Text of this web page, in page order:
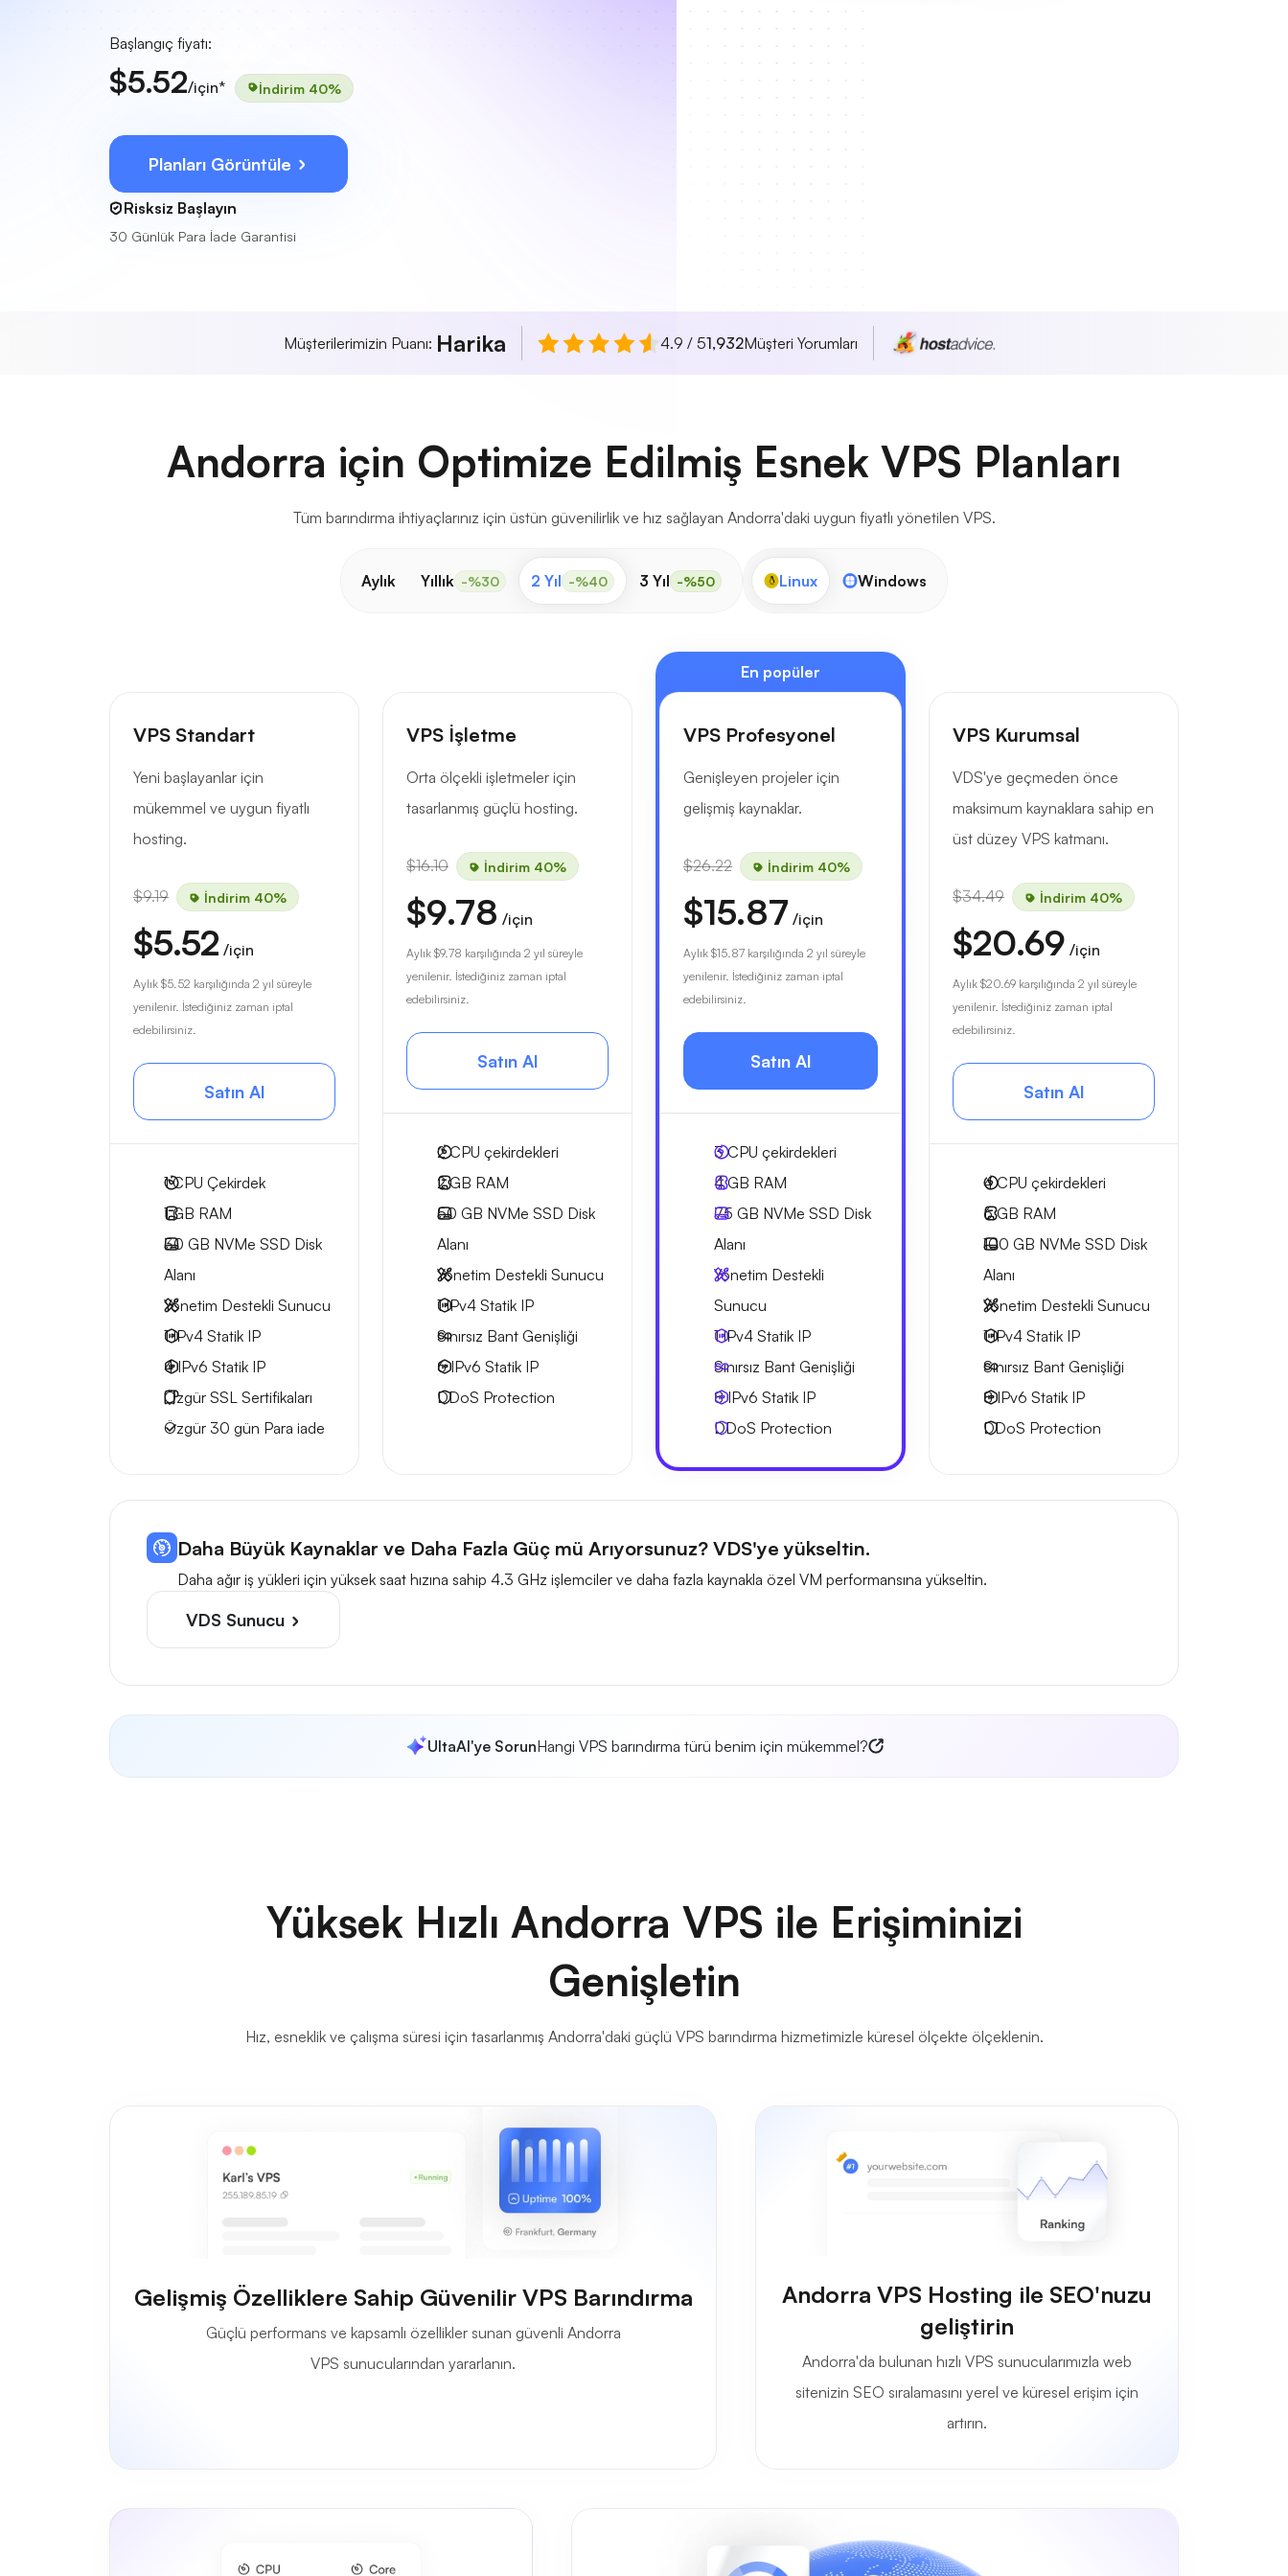
Başlangıç fiyatı:
$5.52/için* İndirim 40%
Planları Görüntüle
Risksiz Başlayın
30 Günlük Para İade Garantisi
Müşterilerimizin Puanı: Harika 4.9 / 51,932Müşteri Yorumları
Andorra için Optimize Edilmiş Esnek VPS Planları
Tüm barındırma ihtiyaçlarınız için üstün güvenilirlik ve hız sağlayan Andorra'daki uygun fiyatlı yönetilen VPS.
Aylık Yıllık -%30 2 Yıl -%40 3 Yıl -%50 Linux Windows
VPS Standart
Yeni başlayanlar için
mükemmel ve uygun fiyatlı
hosting.
$9.19 İndirim 40%
$5.52 /için
Aylık $5.52 karşılığında 2 yıl süreyle
yenilenir. İstediğiniz zaman iptal
edebilirsiniz.
Satın Al
1CPU Çekirdek
1 GB RAM
30 GB NVMe SSD Disk
Alanı
Yönetim Destekli Sunucu
1 IPv4 Statik IP
4 IPv6 Statik IP
Özgür SSL Sertifikaları
Özgür 30 gün Para iade
VPS İşletme
Orta ölçekli işletmeler için
tasarlanmış güçlü hosting.
$16.10 İndirim 40%
$9.78 /için
Aylık $9.78 karşılığında 2 yıl süreyle
yenilenir. İstediğiniz zaman iptal
edebilirsiniz.
Satın Al
2CPU çekirdekleri
2 GB RAM
50 GB NVMe SSD Disk
Alanı
Yönetim Destekli Sunucu
1 IPv4 Statik IP
Sınırsız Bant Genişliği
6 IPv6 Statik IP
DDoS Protection
En popüler
VPS Profesyonel
Genişleyen projeler için
gelişmiş kaynaklar.
$26.22 İndirim 40%
$15.87 /için
Aylık $15.87 karşılığında 2 yıl süreyle
yenilenir. İstediğiniz zaman iptal
edebilirsiniz.
Satın Al
3CPU çekirdekleri
4 GB RAM
75 GB NVMe SSD Disk
Alanı
Yönetim Destekli
Sunucu
1 IPv4 Statik IP
Sınırsız Bant Genişliği
8 IPv6 Statik IP
DDoS Protection
VPS Kurumsal
VDS'ye geçmeden önce
maksimum kaynaklara sahip en
üst düzey VPS katmanı.
$34.49 İndirim 40%
$20.69 /için
Aylık $20.69 karşılığında 2 yıl süreyle
yenilenir. İstediğiniz zaman iptal
edebilirsiniz.
Satın Al
4CPU çekirdekleri
6 GB RAM
100 GB NVMe SSD Disk
Alanı
Yönetim Destekli Sunucu
1 IPv4 Statik IP
Sınırsız Bant Genişliği
8 IPv6 Statik IP
DDoS Protection
Daha Büyük Kaynaklar ve Daha Fazla Güç mü Arıyorsunuz? VDS'ye yükseltin.
Daha ağır iş yükleri için yüksek saat hızına sahip 4.3 GHz işlemciler ve daha fazla kaynakla özel VM performansına yükseltin.
VDS Sunucu
UltaAI'ye SorunHangi VPS barındırma türü benim için mükemmel?
Yüksek Hızlı Andorra VPS ile Erişiminizi
Genişletin
Hız, esneklik ve çalışma süresi için tasarlanmış Andorra'daki güçlü VPS barındırma hizmetimizle küresel ölçekte ölçeklenin.
Gelişmiş Özelliklere Sahip Güvenilir VPS Barındırma
Güçlü performans ve kapsamlı özellikler sunan güvenli Andorra
VPS sunucularından yararlanın.
Andorra VPS Hosting ile SEO'nuzu
geliştirin
Andorra'da bulunan hızlı VPS sunucularımızla web
sitenizin SEO sıralamasını yerel ve küresel erişim için
artırın.